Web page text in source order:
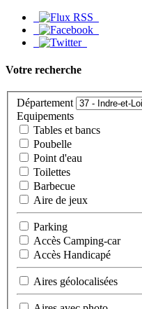
Votre recherche
Département
Equipements
Tables et bancs
Poubelle
Point d'eau
Toilettes
Barbecue
Aire de jeux
Parking
Accès Camping-car
Accès Handicapé
Aires géolocalisées